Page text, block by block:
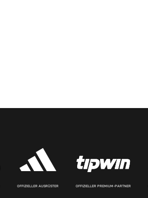
OFFIZIELLER AUSRÜSTER OFFIZIELLER PREMIUM-PARTNER